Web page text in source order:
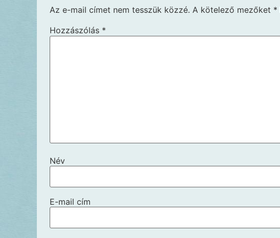
Az e-mail címet nem tesszük közzé. A kötelező mezőket *
Hozzászólás *
Név
E-mail cím